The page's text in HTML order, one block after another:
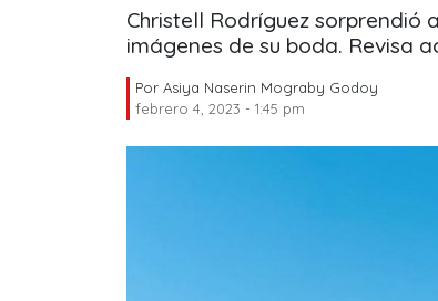
Christell Rodríguez sorprendió
imágenes de su boda. Revisa
Por Asiya Naserin Mograby Godoy
febrero 4, 2023 - 1:45 pm